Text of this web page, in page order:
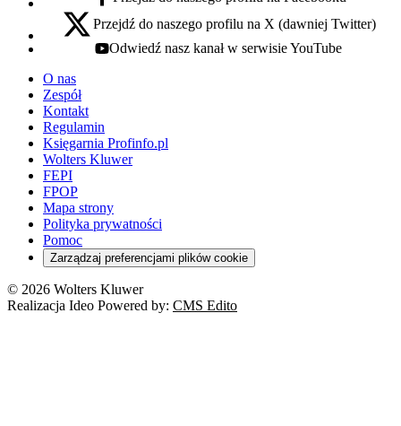
facebook - otwiera się w nowej karcie
x - otwiera się w nowej karcie
Przejdź do naszego profilu na X (dawniej Twitter)
youtube - otwiera się w nowej karcie
Odwiedź nasz kanał w serwisie YouTube
O nas
Zespół
Kontakt
Regulamin
Księgarnia Profinfo.pl
Wolters Kluwer
FEPI
FPOP
Mapa strony
Polityka prywatności
Pomoc
Zarządzaj preferencjami plików cookie
© 2026 Wolters Kluwer
Realizacja Ideo Powered by: CMS Edito